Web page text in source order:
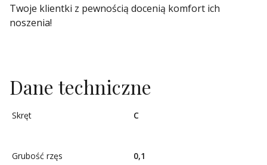
Twoje klientki z pewnością docenią komfort ich
noszenia!
Dane techniczne
Skręt C
Grubość rzęs 0,1